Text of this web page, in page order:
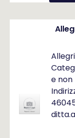
e non